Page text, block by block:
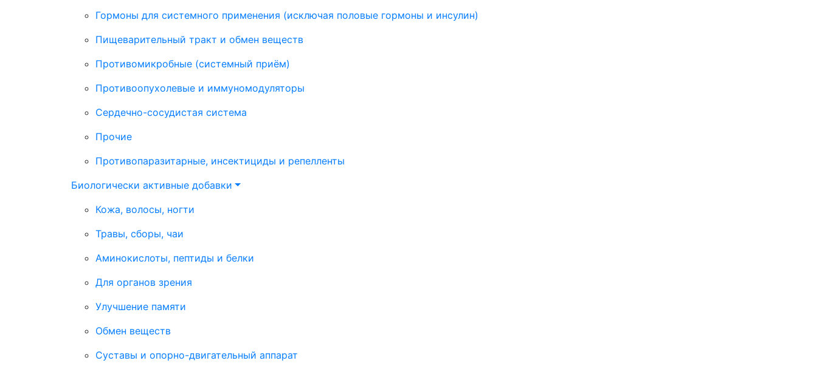
Гормоны для системного применения (исключая половые гормоны и инсулин)
Пищеварительный тракт и обмен веществ
Противомикробные (системный приём)
Противоопухолевые и иммуномодуляторы
Сердечно-сосудистая система
Прочие
Противопаразитарные, инсектициды и репелленты
Биологически активные добавки
Кожа, волосы, ногти
Травы, сборы, чаи
Аминокислоты, пептиды и белки
Для органов зрения
Улучшение памяти
Обмен веществ
Суставы и опорно-двигательный аппарат